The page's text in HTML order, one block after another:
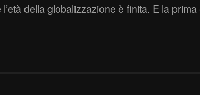
della globalizzazione è finita. E la